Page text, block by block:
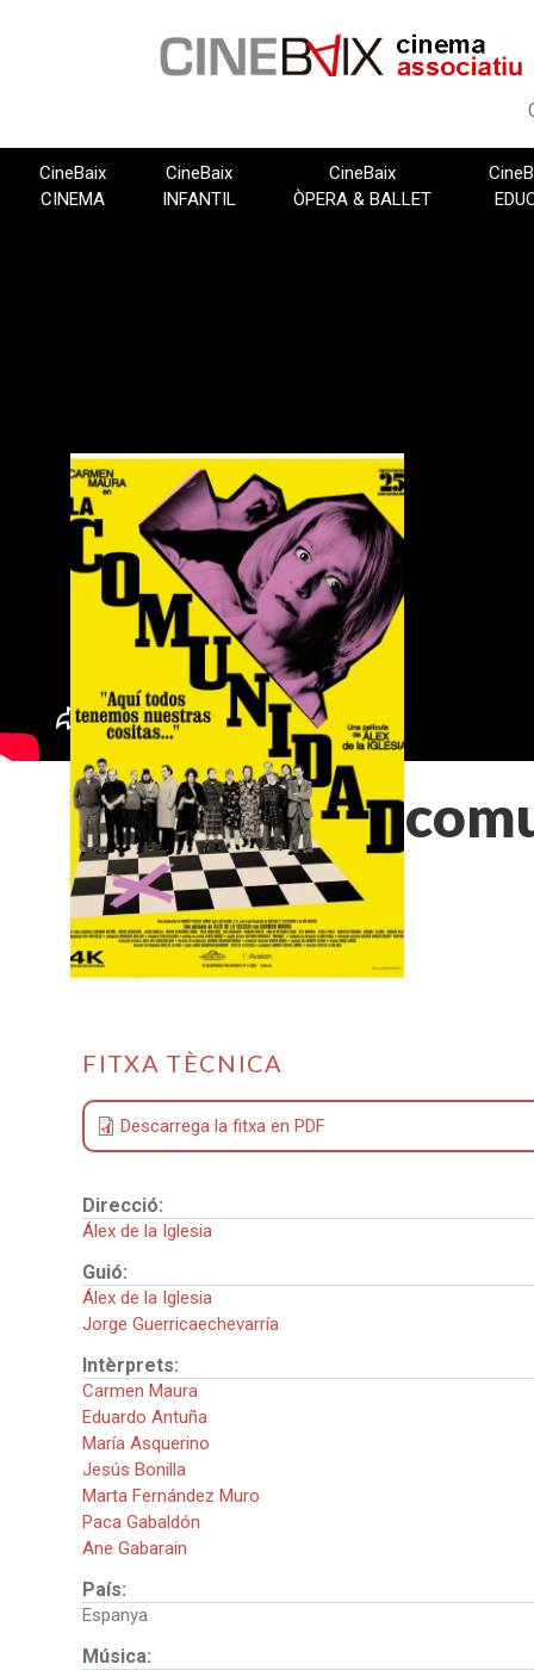
CineBaix
CINEMA
CineBaix
INFANTIL
CineBaix
ÒPERA & BALLET
La
FITXA TÈCNICA
Descarrega la fitxa en PDF
Direcció:
Álex de la Iglesia
Guió:
Álex de la Iglesia
Jorge Guerricaechevarría
Intèrprets:
Carmen Maura
Eduardo Antuña
María Asquerino
Jesús Bonilla
Marta Fernández Muro
Paca Gabaldón
Ane Gabarain
País:
Espanya
Música: